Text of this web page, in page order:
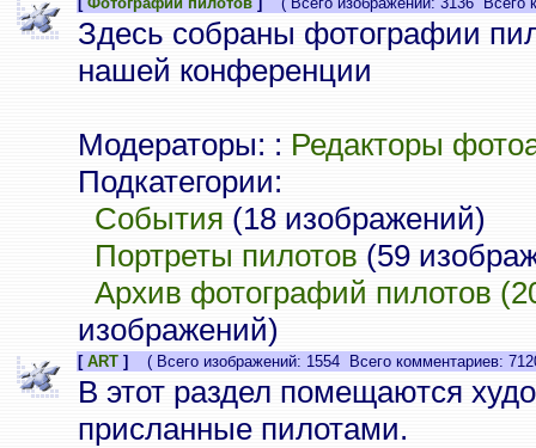
Здесь собраны фотографии
нашей конференции
Модераторы: : Редакторы
Подкатегории:
События (18 изображений)
Портреты пилотов (59
Архив фотографий пилотов
изображений)
[ ART ] ( Всего изображений: 1554 Всего комментариев:
В этот раздел помещаются
присланные пилотами.